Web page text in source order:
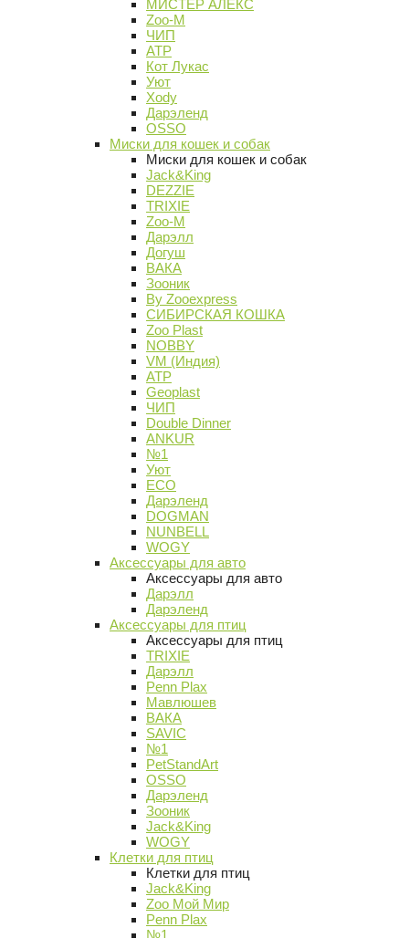
МИСТЕР АЛЕКС
Zoo-M
ЧИП
АТР
Кот Лукас
Уют
Xody
Дарэленд
OSSO
Миски для кошек и собак
Миски для кошек и собак
Jack&King
DEZZIE
TRIXIE
Zoo-M
Дарэлл
Догуш
ВАКА
Зооник
By Zooexpress
СИБИРСКАЯ КОШКА
Zoo Plast
NOBBY
VM (Индия)
АТР
Geoplast
ЧИП
Double Dinner
ANKUR
№1
Уют
ECO
Дарэленд
DOGMAN
NUNBELL
WOGY
Аксессуары для авто
Аксессуары для авто
Дарэлл
Дарэленд
Аксессуары для птиц
Аксессуары для птиц
TRIXIE
Дарэлл
Penn Plax
Мавлюшев
ВАКА
SAVIC
№1
PetStandArt
OSSO
Дарэленд
Зооник
Jack&King
WOGY
Клетки для птиц
Клетки для птиц
Jack&King
Zoo Мой Мир
Penn Plax
№1